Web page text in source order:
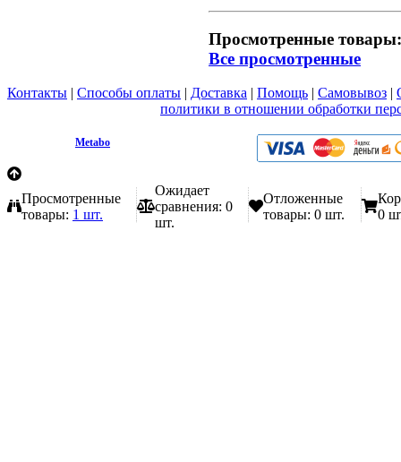
Просмотренные товары:
Все просмотренные
Контакты | Способы оплаты | Доставка | Помощь | Самовывоз |
политики в отношении обработки
Metabo
Просмотренные
товары: 1 шт.
Ожидает
сравнения: 0
шт.
Отложенные
товары: 0 шт.
0